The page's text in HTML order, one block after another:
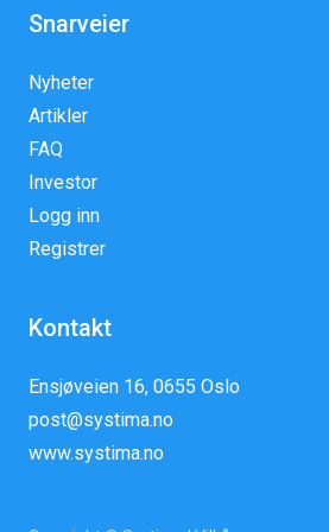
Snarveier
Nyheter
Artikler
FAQ
Investor
Logg inn
Registrer
Kontakt
Ensjøveien 16, 0655 Oslo
post@systima.no
www.systima.no